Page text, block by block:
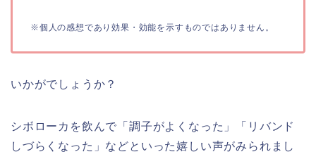
※個人の感想であり効果・効能を示すものではありません。
いかがでしょうか？
シボローカを飲んで「調子がよくなった」「リバンド
しづらくなった」などといった嬉しい声がみられまし